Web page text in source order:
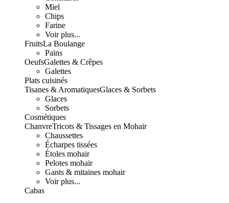
Miel
Chips
Farine
Voir plus...
FruitsLa Boulange
Pains
OeufsGalettes & Crêpes
Galettes
Plats cuisinés
Tisanes & AromatiquesGlaces & Sorbets
Glaces
Sorbets
Cosmétiques
ChanvreTricots & Tissages en Mohair
Chaussettes
Écharpes tissées
Étoles mohair
Pelotes mohair
Gants & mitaines mohair
Voir plus...
Cabas